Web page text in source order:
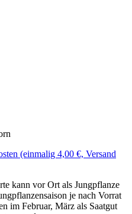
(einmalig 4,00 €, Versand
kann vor Ort als Jungpflanze
je nach Vorrat
im Februar, März als Saatgut